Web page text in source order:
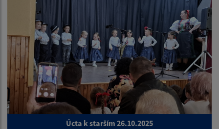
Úcta k starším 26.10.2025